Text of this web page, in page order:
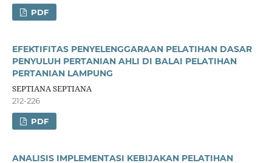
PDF
EFEKTIFITAS PENYELENGGARAAN PELATIHAN DASAR
PENYULUH PERTANIAN AHLI DI BALAI PELATIHAN
PERTANIAN LAMPUNG
SEPTIANA SEPTIANA
212-226
PDF
ANALISIS IMPLEMENTASI KEBIJAKAN PELATIHAN